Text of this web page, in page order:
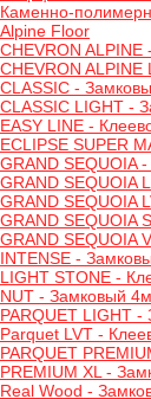
Каменно-
Alpine Floor
CHEVRON
CHEVRON
CLASSIC -
CLASSIC LIGHT -
EASY LINE -
ECLIPSE SUPER
GRAND SEQUOIA
GRAND SEQUOIA
GRAND SEQUOIA
GRAND SEQUOIA
GRAND SEQUOIA
INTENSE -
LIGHT STONE -
NUT - Замковый
PARQUET LIGHT
Parquet LVT -
PARQUET
PREMIUM XL -
Real Wood -